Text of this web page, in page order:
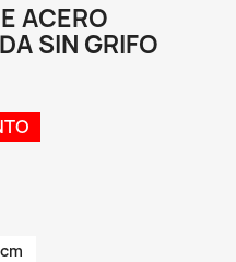
ACERO
SIN GRIFO